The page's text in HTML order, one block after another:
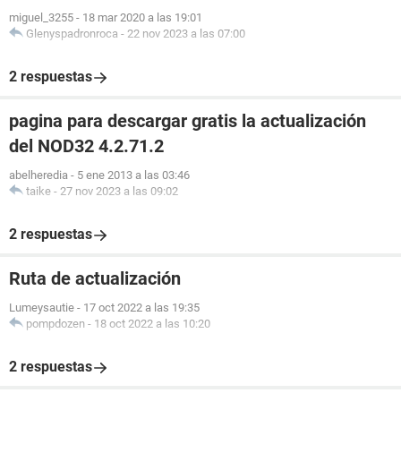
miguel_3255 - 18 mar 2020 a las 19:01
Glenyspadronroca - 22 nov 2023 a las 07:00
2 respuestas
pagina para descargar gratis la actualización
del NOD32 4.2.71.2
abelheredia - 5 ene 2013 a las 03:46
taike - 27 nov 2023 a las 09:02
2 respuestas
Ruta de actualización
Lumeysautie - 17 oct 2022 a las 19:35
pompdozen - 18 oct 2022 a las 10:20
2 respuestas